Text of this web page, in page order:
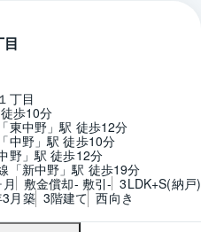
丁目
歩10分
東中野」駅 徒歩12分
中野」駅 徒歩10分
野」駅 徒歩12分
「新中野」駅 徒歩19分
敷金償却- 敷引- 3LDK+S(納戸)
月築 3階建て 西向き